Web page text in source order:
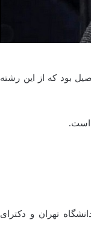
بود که از این رشته
است.
تهران و دکترای